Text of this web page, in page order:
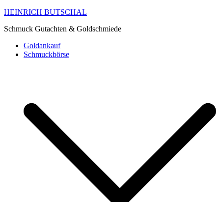
HEINRICH BUTSCHAL
Schmuck Gutachten & Goldschmiede
Goldankauf
Schmuckbörse